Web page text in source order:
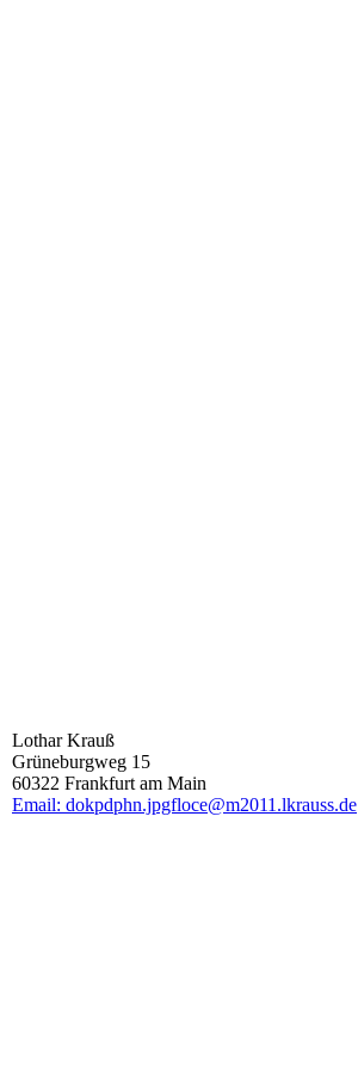
Lothar Krauß
Grüneburgweg 15
60322 Frankfurt am Main
Email: dokpdphn.jpgfloce@m2011.lkrauss.de